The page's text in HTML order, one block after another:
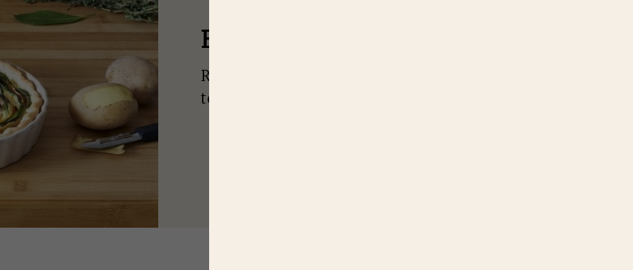
E
Recevez nos idées de recettes Bigard pour
toutes les saisons et pour toute la famille !